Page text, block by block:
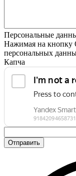
Персональные
Нажимая на кнопку
персональных
Капча
Отправить